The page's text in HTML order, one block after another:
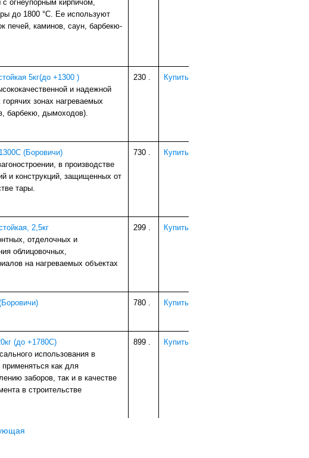
огнеупорным кирпичом,
до 1800 °С. Ее используют
печей, каминов, саун, барбекю-
5кг(до +1300 )
и надежной
зонах нагреваемых
барбекю, дымоходов).
230 . Купить
(Боровичи)
в производстве
и конструкций, защищенных от
тары.
730 . Купить
2,5кг
отделочных и
облицовочных,
на нагреваемых объектах
299 . Купить
780 . Купить
(до +1780С)
использования в
как для
заборов, так и в качестве
в строительстве
899 . Купить